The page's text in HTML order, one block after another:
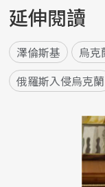
延伸閱讀
澤倫斯基 烏克
俄羅斯入侵烏克蘭